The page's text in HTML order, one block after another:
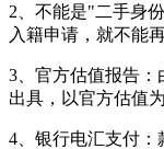
2、不能是"二手身
入籍申请，就不能
3、官方估值报告：
出具，以官方估值
4、银行电汇支付：